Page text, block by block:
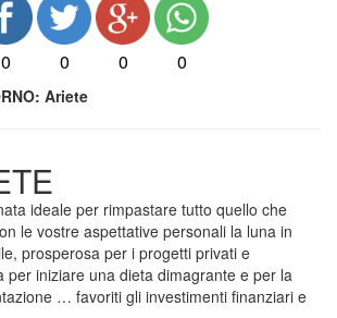
0 0 0 0
Ariete
ideale per rimpastare tutto quello che
le vostre aspettative personali la luna in
prosperosa per i progetti privati e
per iniziare una dieta dimagrante e per la
… favoriti gli investimenti finanziari e